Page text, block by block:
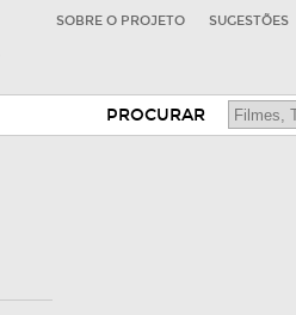
SOBRE O PROJETO SUGESTÕES
PROCURAR